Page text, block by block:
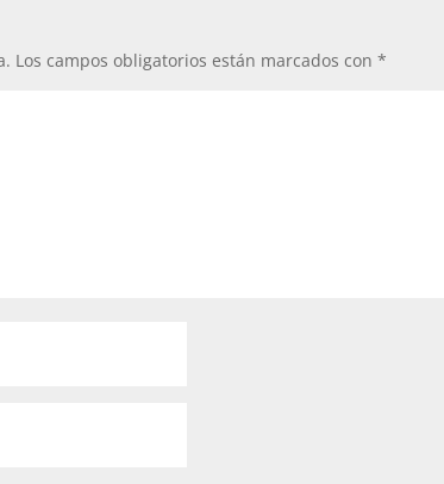
Los campos obligatorios están marcados con*